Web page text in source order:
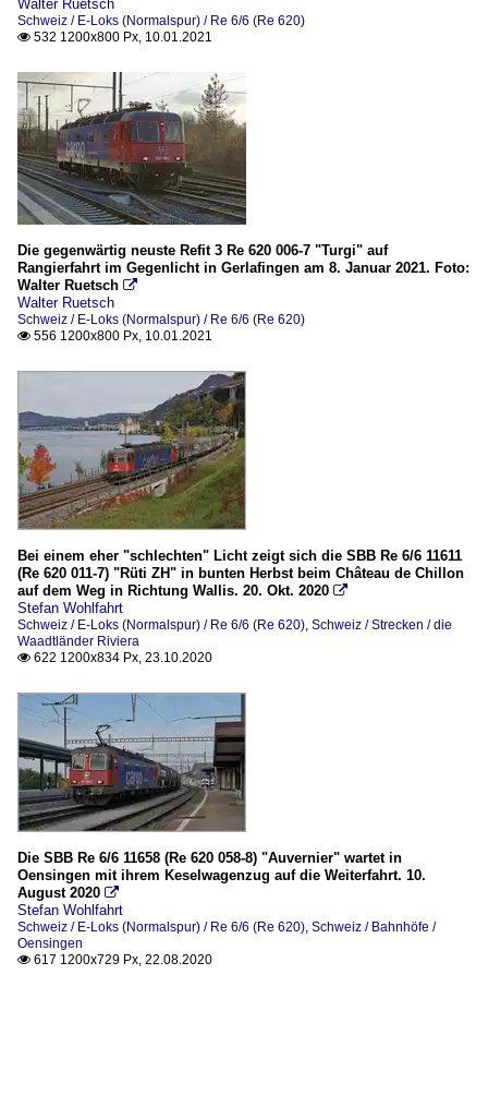
Walter Ruetsch
Schweiz / E-Loks (Normalspur) / Re 6/6 (Re 620)
 532 1200x800 Px, 10.01.2021
Die gegenwärtig neuste Refit 3 Re 620 006-7 "Turgi" auf
Rangierfahrt im Gegenlicht in Gerlafingen am 8. Januar 2021. Foto:
Walter Ruetsch 
Walter Ruetsch
Schweiz / E-Loks (Normalspur) / Re 6/6 (Re 620)
 556 1200x800 Px, 10.01.2021
Bei einem eher "schlechten" Licht zeigt sich die SBB Re 6/6 11611
(Re 620 011-7) "Rüti ZH" in bunten Herbst beim Château de Chillon
auf dem Weg in Richtung Wallis. 20. Okt. 2020 
Stefan Wohlfahrt
Schweiz / E-Loks (Normalspur) / Re 6/6 (Re 620), Schweiz / Strecken / die
Waadtländer Riviera
 622 1200x834 Px, 23.10.2020
Die SBB Re 6/6 11658 (Re 620 058-8) "Auvernier" wartet in
Oensingen mit ihrem Keselwagenzug auf die Weiterfahrt. 10.
August 2020 
Stefan Wohlfahrt
Schweiz / E-Loks (Normalspur) / Re 6/6 (Re 620), Schweiz / Bahnhöfe /
Oensingen
 617 1200x729 Px, 22.08.2020